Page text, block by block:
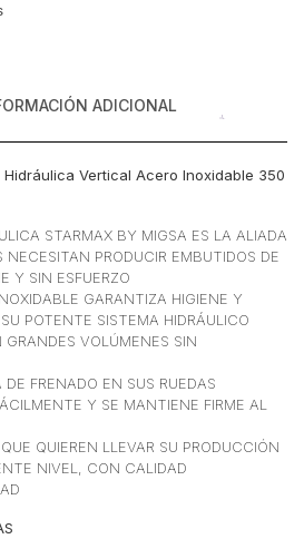
ADICIONAL
Hidráulica Vertical Acero Inoxidable 350
STARMAX BY MIGSA ES LA ALIADA
NECESITAN PRODUCIR EMBUTIDOS DE
Y SIN ESFUERZO
GARANTIZA HIGIENE Y
POTENTE SISTEMA HIDRÁULICO
VOLÚMENES SIN
FRENADO EN SUS RUEDAS
Y SE MANTIENE FIRME AL
QUIEREN LLEVAR SU PRODUCCIÓN
NIVEL, CON CALIDAD